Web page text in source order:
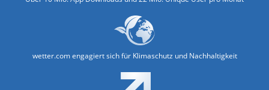
wetter.com engagiert sich für Klimaschutz und Nachhaltigkeit